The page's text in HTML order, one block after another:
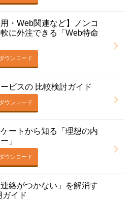
用・Web関連など】ノンコ
に外注できる「Web特命
ウンロード
ビスの 比較検討ガイド
ウンロード
ートから知る「理想の内
」
ウンロード
連絡がつかない」を解消す
ガイド